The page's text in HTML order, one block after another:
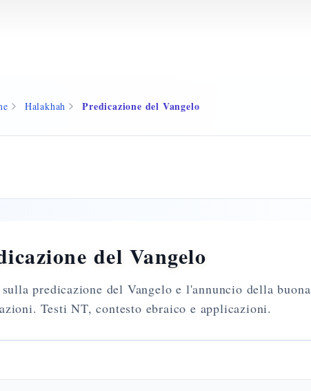
Halakhah Predicazione del Vangelo
del Vangelo
predicazione del Vangelo e l'annuncio della buona
Testi NT, contesto ebraico e applicazioni.